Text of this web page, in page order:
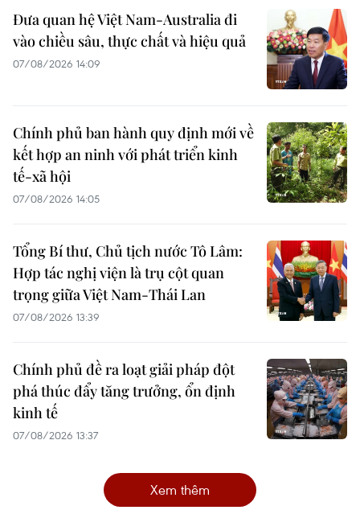
Đưa quan hệ Việt Nam-Australia đi
vào chiều sâu, thực chất và hiệu quả
07/08/2026 14:09
Chính phủ ban hành quy định mới về
kết hợp an ninh với phát triển kinh
tế-xã hội
07/08/2026 14:05
Tổng Bí thư, Chủ tịch nước Tô Lâm:
Hợp tác nghị viện là trụ cột quan
trọng giữa Việt Nam-Thái Lan
07/08/2026 13:39
Chính phủ đề ra loạt giải pháp đột
phá thúc đẩy tăng trưởng, ổn định
kinh tế
07/08/2026 13:37
Xem thêm